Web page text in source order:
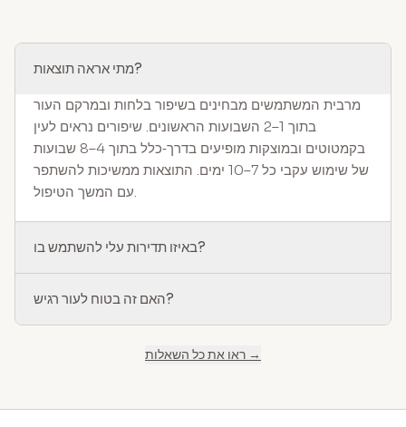
מתי אראה תוצאות?
מרבית המשתמשים מבחינים בשיפור בלחות ובמרקם העור
בתוך 1–2 השבועות הראשונים. שיפורים נראים לעין
בקמטוטים ובמוצקות מופיעים בדרך‑כלל בתוך 4–8 שבועות
של שימוש עקבי כל 7–10 ימים. התוצאות ממשיכות להשתפר
עם המשך הטיפול.
באיזו תדירות עלי להשתמש בו?
האם זה בטוח לעור רגיש?
ראו את כל השאלות →